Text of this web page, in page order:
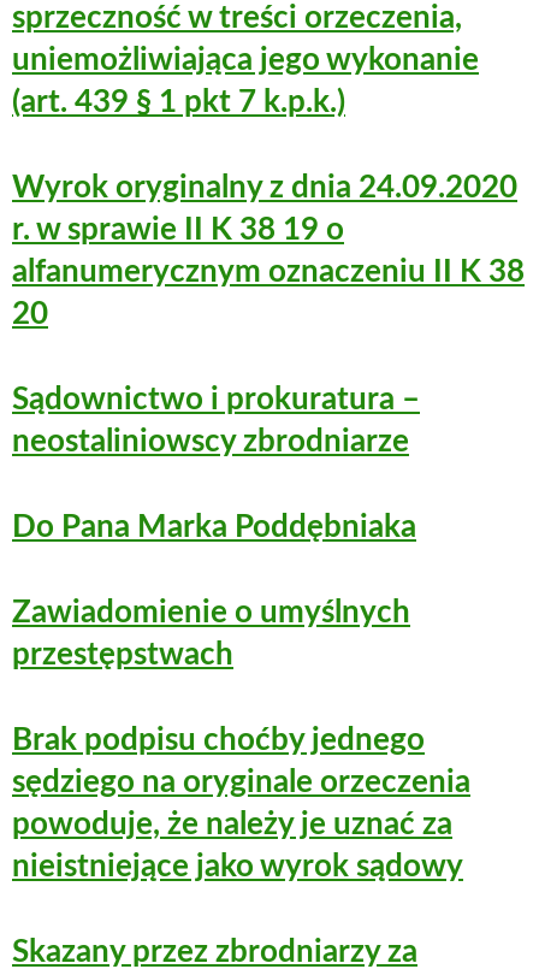
sprzeczność w treści orzeczenia,
uniemożliwiająca jego wykonanie
(art. 439 § 1 pkt 7 k.p.k.)
Wyrok oryginalny z dnia 24.09.2020
r. w sprawie II K 38 19 o
alfanumerycznym oznaczeniu II K 38
20
Sądownictwo i prokuratura –
neostaliniowscy zbrodniarze
Do Pana Marka Poddębniaka
Zawiadomienie o umyślnych
przestępstwach
Brak podpisu choćby jednego
sędziego na oryginale orzeczenia
powoduje, że należy je uznać za
nieistniejące jako wyrok sądowy
Skazany przez zbrodniarzy za